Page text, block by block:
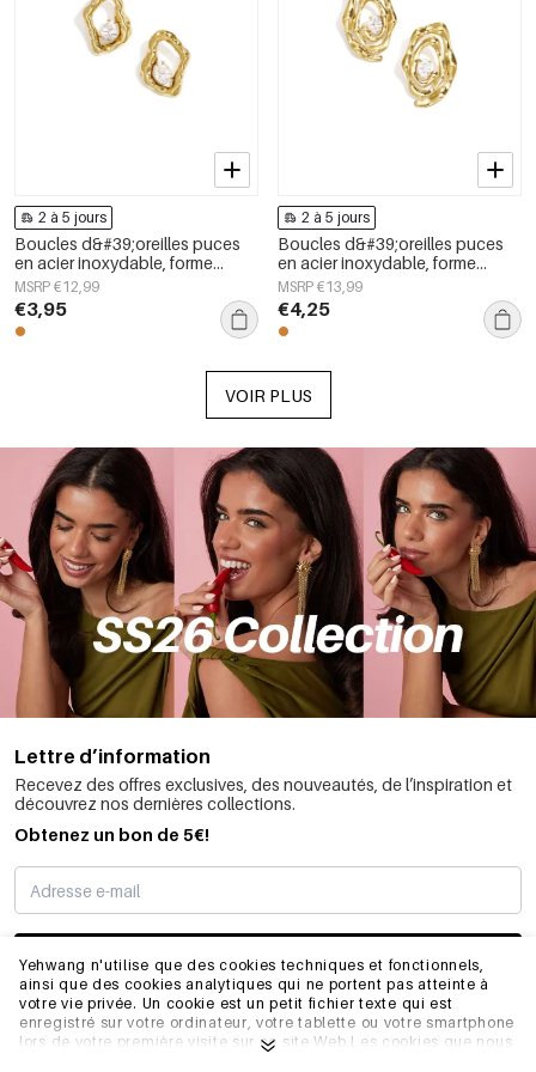
Yehwang n'utilise que des cookies techniques et fonctionnels,
ainsi que des cookies analytiques qui ne portent pas atteinte à
votre vie privée. Un cookie est un petit fichier texte qui est
enregistré sur votre ordinateur, votre tablette ou votre smartphone
lors de votre première visite sur ce site Web.Les cookies que nous
2 à 5 jours
Boucles d&#39;oreilles puces
en acier inoxydable, forme
géométrique, collection simple
pour le quotidien, bijoux pour
femmes
MSRP €12,99
€3,95
2 à 5 jours
Boucles d&#39;oreilles puces
en acier inoxydable, forme
irrégulière, collection Simple
Daily Simple, bijoux pour
femmes
MSRP €13,99
€4,25
VOIR PLUS
Lettre d’information
Recevez des offres exclusives, des nouveautés, de l’inspiration et
découvrez nos dernières collections.
Obtenez un bon de 5€!
JE M’INSCRIS
INFORMATIONS